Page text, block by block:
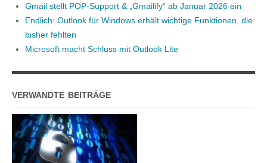
Gmail stellt POP-Support & „Gmailify“ ab Januar 2026 ein
Endlich: Outlook für Windows erhält wichtige Funktionen, die
bisher fehlten
Microsoft macht Schluss mit Outlook Lite
VERWANDTE BEITRÄGE